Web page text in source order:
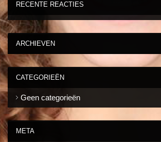
RECENTE REACTIES
ARCHIEVEN
CATEGORIEËN
Geen categorieën
META